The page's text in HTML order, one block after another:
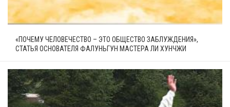
«ПОЧЕМУ ЧЕЛОВЕЧЕСТВО – ЭТО ОБЩЕСТВО ЗАБЛУЖДЕНИЯ»,
СТАТЬЯ ОСНОВАТЕЛЯ ФАЛУНЬГУН МАСТЕРА ЛИ ХУНЧЖИ